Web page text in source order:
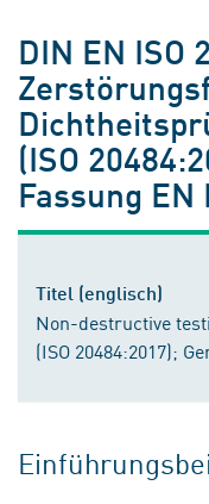
DIN EN ISO
(ISO
Fassung EN
Titel (englisch)
Non-destructive
(ISO 20484:2017);